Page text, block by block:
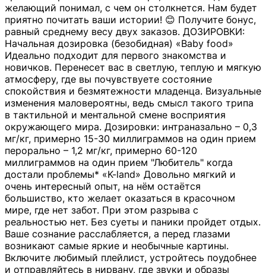
желающий понимал, с чем он столкнется. Нам будет
приятно почитать ваши истории! 😊 Получите бонус,
равный среднему весу двух заказов. ДОЗИРОВКИ:
Начальная дозировка (безобидная) «Baby food»
Идеально подходит для первого знакомства и
новичков. Перенесет вас в светлую, теплую и мягкую
атмосферу, где вы почувствуете состояние
спокойствия и безмятежности младенца. Визуальные
изменения маловероятны, ведь смысл такого трипа
в тактильной и ментальной смене восприятия
окружающего мира. Дозировки: интраназально – 0,3
мг/кг, примерно 15-30 миллиграммов на один прием
перорально – 1,2 мг/кг, примерно 60-120
миллиграммов на один прием "Любитель" когда
достали проблемы* «K-land» Довольно мягкий и
очень интересный опыт, на нём остаётся
большиство, кто желает оказаться в красочном
мире, где нет забот. При этом разрыва с
реальностью нет. Без суеты и паники пройдет отдых.
Ваше сознание расслабляется, а перед глазами
возникают самые яркие и необычные картины.
Включите любимый плейлист, устройтесь поудобнее
и отправляйтесь в нирвану, где звуки и образы